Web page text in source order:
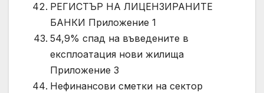
РЕГИСТЪР НА ЛИЦЕНЗИРАНИТЕ
БАНКИ Приложение 1
54,9% спад на въведените в
експлоатация нови жилища
Приложение 3
Нефинансови сметки на сектор